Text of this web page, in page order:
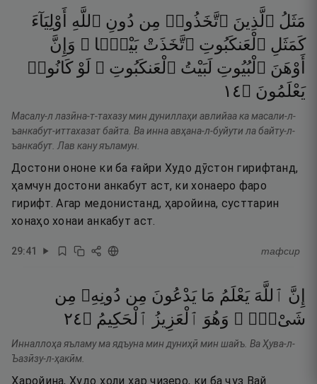
مَثَلُ ٱلَّذِينَ ٱتَّخَذُوا۟ مِن دُونِ ٱللَّهِ
أَوْلِيَآءَ
كَمَثَلِ ٱلْعَنكَبُوتِ ٱتَّخَذَتْ بَيْتًۭا ۖ وَإِنَّ
أَوْهَنَ ٱلْبُيُوتِ لَبَيْتُ ٱلْعَنكَبُوتِ ۖ لَوْ كَانُوا۟
يَعْلَمُونَ ۝٤١
Масалу-л лазӣна-т-тахазу мин дуниллаҳи авлийаа ка масали-л-
ъанкабут-иттахазат байта. Ва инна авҳана-л-буйути ла байту-л-
ъанкабут. Лав кану яъламун.
Достони ононе ки ба ғайри Худо дӯстон гирифтанд,
ҳамчун достони анкабут аст, ки хонаеро фаро
гирифт. Агар медонистанд, ҳаройина, сусттарин
хонаҳо хонаи анкабут аст.
29:41 тафсир
إِنَّ ٱللَّهَ يَعْلَمُ مَا يَدْعُونَ مِن دُونِهِۦ مِن
شَىْءٍۢ ۚ وَهُوَ ٱلْعَزِيزُ ٱلْحَكِيمُ ۝٤٢
Инналлоҳа яъламу ма ядъуна мин дуниҳӣ мин шайъ. Ва Ҳува-л-
Ъазӣзу-л-ҳакӣм.
Ҳаройина, Худо ҳоли ҳар чизеро, ки ба ҷуз Вай